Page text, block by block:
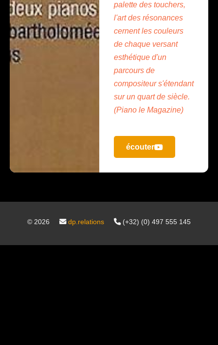
palette des touchers,
l'art des résonances
cernent les couleurs
de chaque versant
esthétique d'un
parcours de
compositeur s'étendant
sur un quart de siècle.
(Piano le Magazine)
écouter
© 2026 dp.relations (+32) (0) 497 555 145